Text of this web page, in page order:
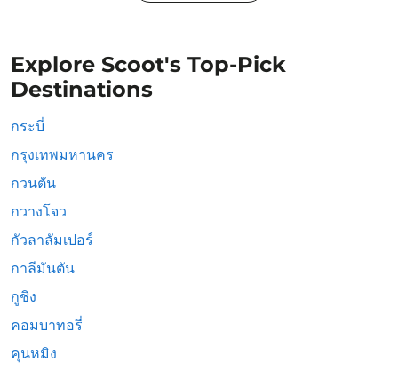
Explore Scoot's Top-Pick
Destinations
กระบี่
กรุงเทพมหานคร
กวนตัน
กวางโจว
กัวลาลัมเปอร์
กาลีมันตัน
กูชิง
คอมบาทอรี่
คุนหมิง